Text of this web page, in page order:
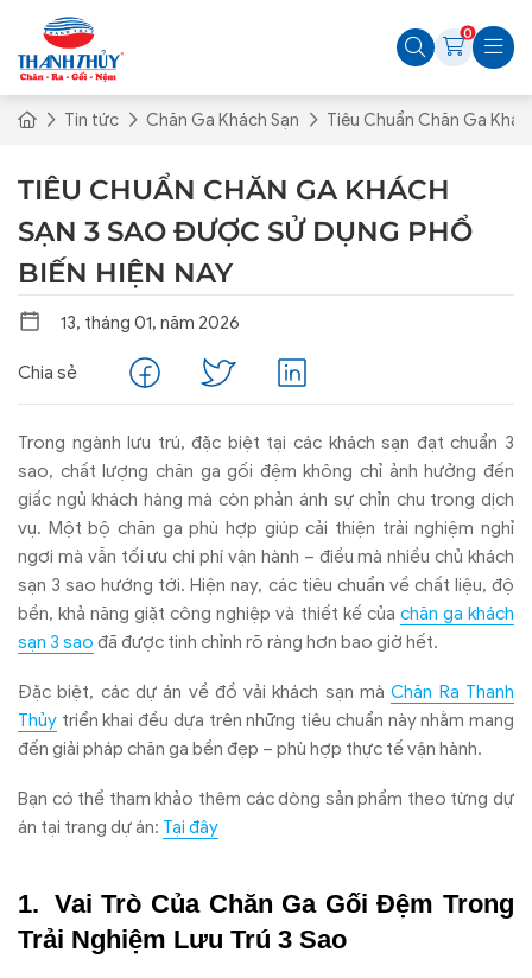
0
Tin tức Chăn Ga Khách Sạn Tiêu Chuẩn Chăn Ga
TIÊU CHUẨN CHĂN GA KHÁCH
SẠN 3 SAO ĐƯỢC SỬ DỤNG PHỔ
BIẾN HIỆN NAY
13, tháng 01, năm 2026
Chia sẻ
Trong ngành lưu trú, đặc biệt tại các khách sạn đạt chuẩn 3
sao, chất lượng chăn ga gối đệm không chỉ ảnh hưởng đến
giấc ngủ khách hàng mà còn phản ánh sự chỉn chu trong dịch
vụ. Một bộ chăn ga phù hợp giúp cải thiện trải nghiệm nghỉ
ngơi mà vẫn tối ưu chi phí vận hành – điều mà nhiều chủ khách
sạn 3 sao hướng tới. Hiện nay, các tiêu chuẩn về chất liệu, độ
bền, khả năng giặt công nghiệp và thiết kế của chăn ga khách
sạn 3 sao đã được tinh chỉnh rõ ràng hơn bao giờ hết.
Đặc biệt, các dự án về đồ vải khách sạn màChăn Ra Thanh
Thủy triển khai đều dựa trên những tiêu chuẩn này nhằm mang
đến giải pháp chăn ga bền đẹp – phù hợp thực tế vận hành.
Bạn có thể tham khảo thêm các dòng sản phẩm theo từng dự
án tại trang dự án: Tại đây
Vai Trò Của Chăn Ga Gối Đệm Trong
Trải Nghiệm Lưu Trú 3 Sao